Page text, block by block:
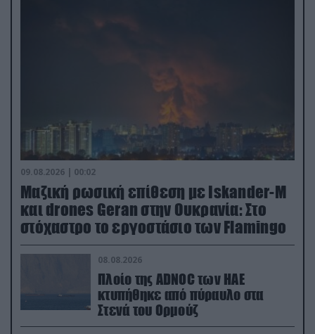
09.08.2026 | 00:02
Μαζική ρωσική επίθεση με Iskander-M
και drones Geran στην Ουκρανία: Στο
στόχαστρο το εργοστάσιο των Flamingo
08.08.2026
Πλοίο της ADNOC των ΗΑΕ
κτυπήθηκε από πύραυλο στα
Στενά του Ορμούζ